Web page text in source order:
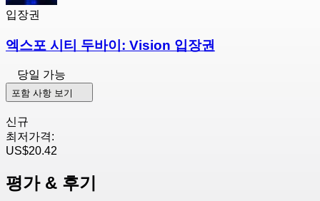
입장권
엑스포 시티 두바이: Vision 입장권
당일 가능
포함 사항 보기
신규
최저가격:
US$20.42
평가 & 후기